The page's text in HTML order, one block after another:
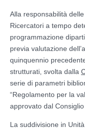
Alla responsabilità
Ricercatori a tempo
programmazione
previa valutazione
quinquennio
strutturati, svolta dalla
serie di parametri
“Regolamento per la
approvato dal
La suddivisione in